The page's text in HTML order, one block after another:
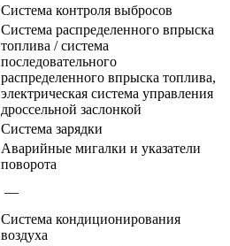
Система контроля выбросов
Система распределенного впрыска
топлива / система
последовательного
распределенного впрыска топлива,
электрическая система управления
дроссельной заслонкой
Система зарядки
Аварийные мигалки и указатели
поворота
—
Система кондиционирования
воздуха